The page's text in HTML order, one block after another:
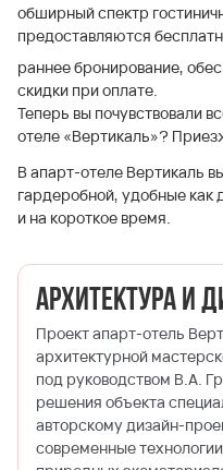
обширный спектр
предоставляются
раннее бронирование,
скидки при оплате.
Теперь вы почувствовали
отеле «Вертикаль»?
В апарт-отеле Вертикаль
гардеробной, удобные как
и на короткое время.
Архитектура и
Проект апарт-отель
архитектурной
под руководством В.А.
решения объекта
авторскому дизайн-
современные